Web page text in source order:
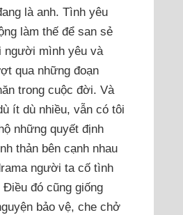
là anh. Tình yêu
làm thế để san sẻ
người mình yêu và
qua những đoạn
trong cuộc đời. Và
ít dù nhiều, vẫn có tôi
những quyết định
thản bên cạnh nhau
người ta cố tình
Điều đó cũng giống
bảo vệ, che chở